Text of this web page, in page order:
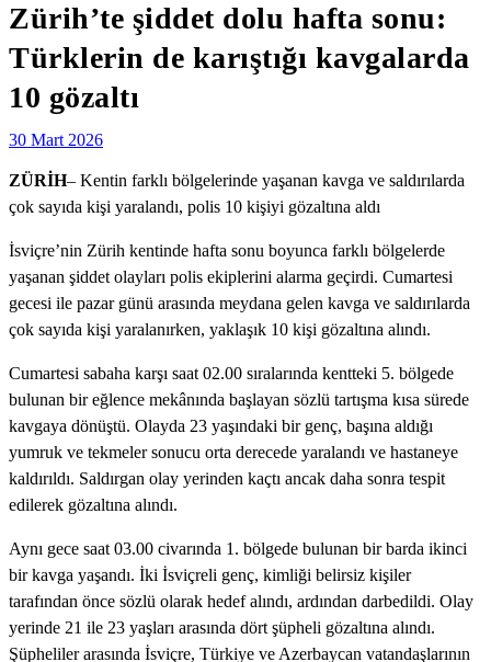
Zürih’te şiddet dolu hafta sonu:
Türklerin de karıştığı kavgalarda
10 gözaltı
30 Mart 2026
ZÜRİH– Kentin farklı bölgelerinde yaşanan kavga ve saldırılarda
çok sayıda kişi yaralandı, polis 10 kişiyi gözaltına aldı
İsviçre’nin Zürih kentinde hafta sonu boyunca farklı bölgelerde
yaşanan şiddet olayları polis ekiplerini alarma geçirdi. Cumartesi
gecesi ile pazar günü arasında meydana gelen kavga ve saldırılarda
çok sayıda kişi yaralanırken, yaklaşık 10 kişi gözaltına alındı.
Cumartesi sabaha karşı saat 02.00 sıralarında kentteki 5. bölgede
bulunan bir eğlence mekânında başlayan sözlü tartışma kısa sürede
kavgaya dönüştü. Olayda 23 yaşındaki bir genç, başına aldığı
yumruk ve tekmeler sonucu orta derecede yaralandı ve hastaneye
kaldırıldı. Saldırgan olay yerinden kaçtı ancak daha sonra tespit
edilerek gözaltına alındı.
Aynı gece saat 03.00 civarında 1. bölgede bulunan bir barda ikinci
bir kavga yaşandı. İki İsviçreli genç, kimliği belirsiz kişiler
tarafından önce sözlü olarak hedef alındı, ardından darbedildi. Olay
yerinde 21 ile 23 yaşları arasında dört şüpheli gözaltına alındı.
Şüpheliler arasında İsviçre, Türkiye ve Azerbaycan vatandaşlarının